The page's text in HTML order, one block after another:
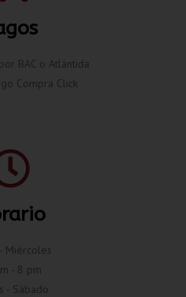
BAC o Atlántida
Compra Click
Miércoles
- 8 pm
- Sábado